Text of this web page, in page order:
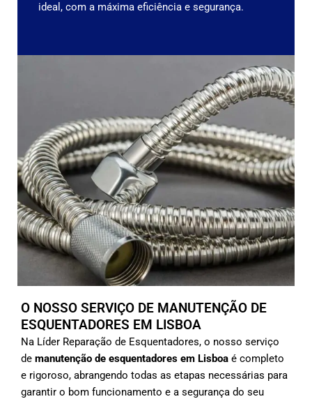
ideal, com a máxima eficiência e segurança.
O NOSSO SERVIÇO DE MANUTENÇÃO DE
ESQUENTADORES EM LISBOA
Na Líder Reparação de Esquentadores, o nosso serviço
de manutenção de esquentadores em Lisboa é completo
e rigoroso, abrangendo todas as etapas necessárias para
garantir o bom funcionamento e a segurança do seu